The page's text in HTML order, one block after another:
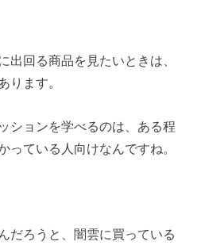
出回る商品を見たいときは、
ります。
ションを学べるのは、ある程
っている人向けなんですね。
だろうと、闇雲に買っている